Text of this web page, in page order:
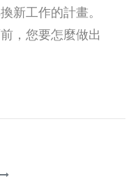
新工作的計畫。
，您要怎麼做出